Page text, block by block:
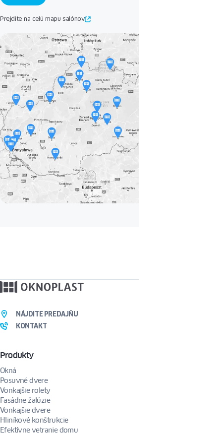
Prejdite na celú mapu salónov
Produkty
Okná
Posuvné dvere
Vonkajšie rolety
Fasádne žalúzie
Vonkajšie dvere
Hliníkové konštrukcie
Efektívne vetranie domu
NÁJDITE PREDAJŇU
KONTAKT